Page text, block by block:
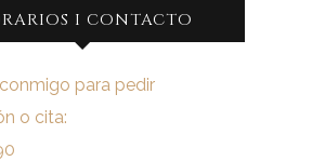
I CONTACTO
para pedir
o cita: